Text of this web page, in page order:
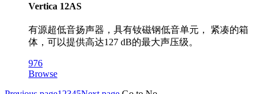
Vertica 12AS
有源超低音扬声器，具有钕磁钢低音单元， 紧凑的箱
体，可以提供高达127 dB的最大声压级。
976
Browse